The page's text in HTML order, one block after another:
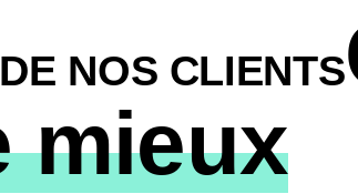
NOS CLIENTS
mieux